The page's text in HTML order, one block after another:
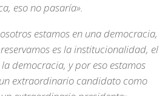
eso no pasaría».
estamos en una democracia,
es la institucionalidad, el
democracia, y por eso estamos
extraordinario candidato como